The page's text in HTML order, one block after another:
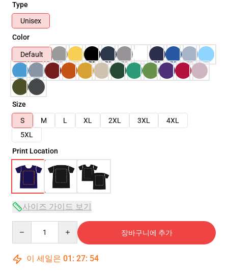
Type
Unisex
Color
Default
Size
S
M L XL 2XL 3XL
4XL
5XL
Print Location
사이즈 가이드 보기
장바구니에 추가
이 세일은 01 : 27: 54